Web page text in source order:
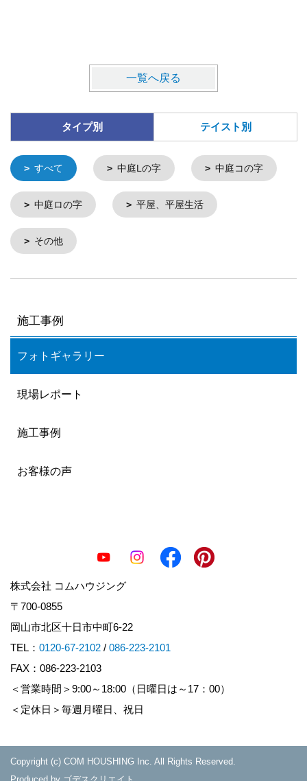
一覧へ戻る
タイプ別 テイスト別
すべて 中庭Lの字 中庭コの字
中庭ロの字 平屋、平屋生活
その他
施工事例
フォトギャラリー
現場レポート
施工事例
お客様の声
株式会社 コムハウジング
〒700-0855
岡山市北区十日市中町6-22
TEL： 0120-67-2102 / 086-223-2101
FAX：086-223-2103
＜営業時間＞9:00～18:00（日曜日は～17：00）
＜定休日＞毎週月曜日、祝日
Copyright (c) COM HOUSHING Inc. All Rights Reserved.